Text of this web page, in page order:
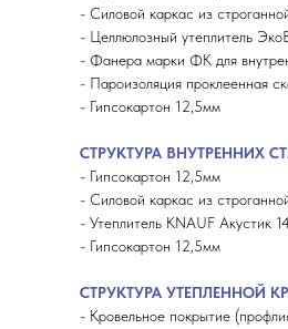
- Силовой каркас из
- Целлюлозный утеплитель
- Фанера марки ФК для
- Пароизоляция проклеенная
- Гипсокартон 12,5мм
СТРУКТУРА ВНУТРЕННИХ
- Гипсокартон 12,5мм
- Силовой каркас из
- Утеплитель KNAUF Акустик
- Гипсокартон 12,5мм
СТРУКТУРА УТЕПЛЕННОЙ
- Кровельное покрытие